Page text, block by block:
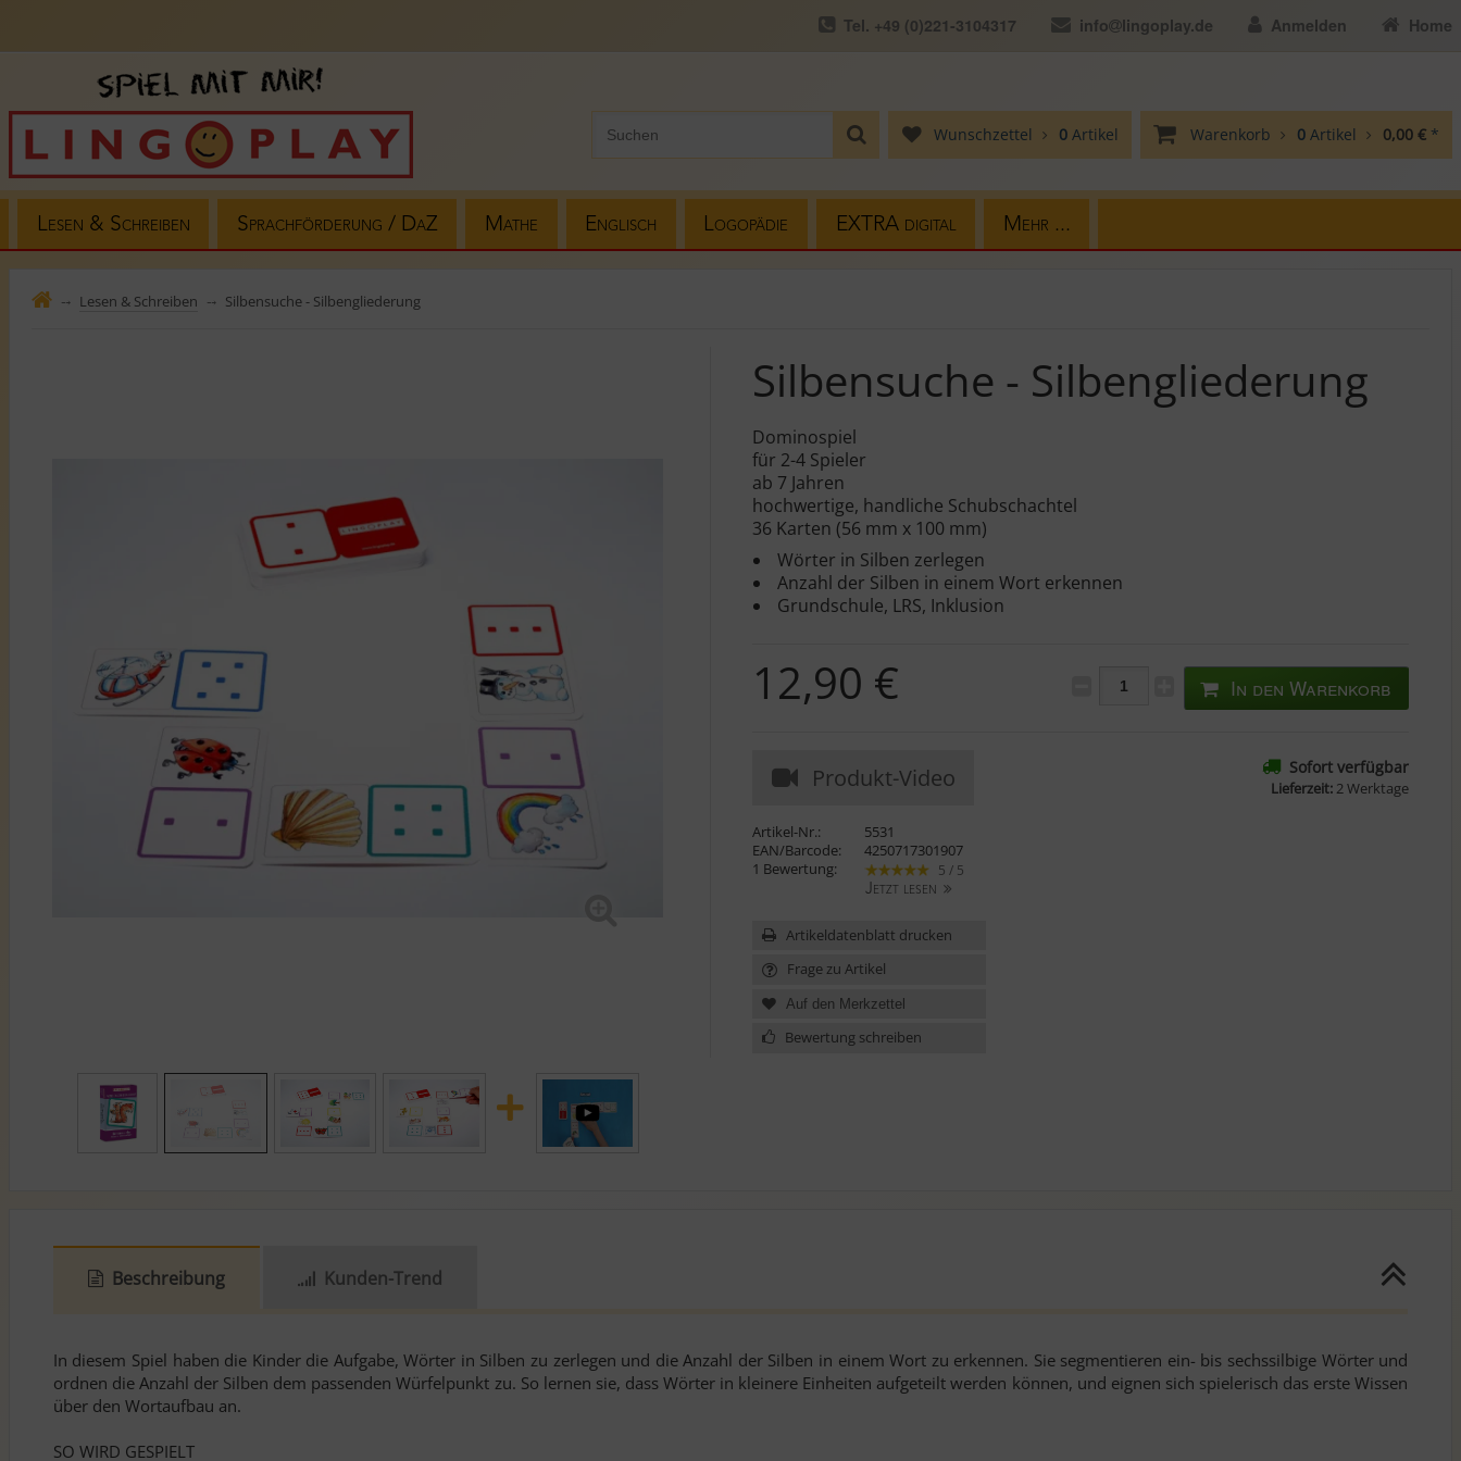
Tel. +49 (0)221-3104317 info lingoplay.de Anmelden Home
Warenkorb 0 Artikel 0,00 € *
Wunschzettel 0 Artikel
Lesen & Schreiben Sprachförderung / DaZ Mathe Englisch Logopädie EXTRA digital Mehr ...
⤍ Lesen & Schreiben ⤍ Silbensuche - Silbengliederung
Silbensuche - Silbengliederung
Dominospiel
für 2-4 Spieler
ab 7 Jahren
hochwertige, handliche Schubschachtel
36 Karten (56 mm x 100 mm)
Wörter in Silben zerlegen
Anzahl der Silben in einem Wort erkennen
Grundschule, LRS, Inklusion
12,90 € In den Warenkorb
Sofort verfügbar
Lieferzeit: 2 Werktage
Produkt-Video
Artikel-Nr.:
5531
EAN/Barcode:
4250717301907
1 Bewertung:
5 / 5
Jetzt lesen
Artikeldatenblatt drucken
Frage zu Artikel
Bewertung schreiben
Beschreibung Kunden-Trend
In diesem Spiel haben die Kinder die Aufgabe, Wörter in Silben zu zerlegen und die Anzahl der Silben in einem Wort zu erkennen. Sie segmentieren ein- bis sechssilbige Wörter und
ordnen die Anzahl der Silben dem passenden Würfelpunkt zu. So lernen sie, dass Wörter in kleinere Einheiten aufgeteilt werden können, und eignen sich spielerisch das erste Wissen
über den Wortaufbau an.
SO WIRD GESPIELT